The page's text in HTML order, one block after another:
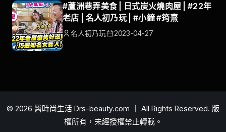
#蘆洲巷弄美食 | 日式炭火燒肉屋 | #22年
老店 | 名人初乃玩 | #小鐘 #筠熹
名人初乃玩 2023-04-27
© 2026 醫時尚生活 Drs-beauty.com ｜ All Rights Reserved. 版
權所有，未經授權禁止轉載。